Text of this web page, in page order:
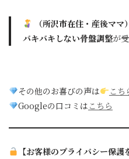
（所沢市在住・産後ママ）
バキバキしない骨盤調整が
その他のお喜びの声は
こち
Googleの口コミは こちら
【お客様のプライバシー保護